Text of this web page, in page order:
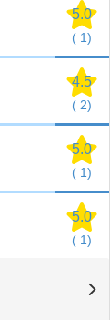
5.0
( 1)
4.5
( 2)
5.0
( 1)
5.0
( 1)